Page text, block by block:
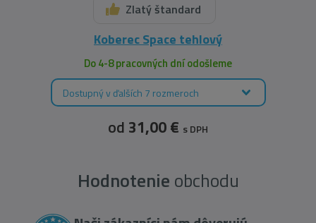
Zlatý štandard
Koberec Space tehlový
Do 4-8 pracovných dní odošleme
Dostupný v ďalších 7 rozmeroch
od 31,00 € s DPH
Hodnotenie obchodu